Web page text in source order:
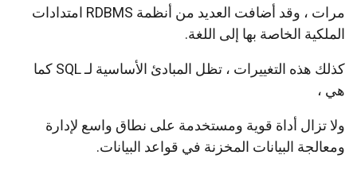
مرات ، وقد أضافت العديد من أنظمة RDBMS امتدادات
الملكية الخاصة بها إلى اللغة.
كذلك هذه التغييرات ، تظل المبادئ الأساسية لـ SQL كما
هي ،
ولا تزال أداة قوية ومستخدمة على نطاق واسع لإدارة
ومعالجة البيانات المخزنة في قواعد البيانات.